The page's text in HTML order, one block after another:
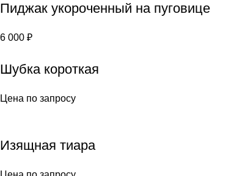
Пиджак укороченный на пуговице
6 000 ₽
Шубка короткая
Цена по запросу
Изящная тиара